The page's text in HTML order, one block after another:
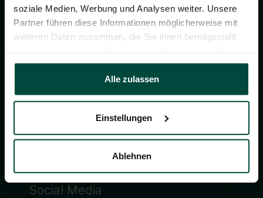
soziale Medien, Werbung und Analysen weiter. Unsere
Partner führen diese Informationen möglicherweise mit
weiteren Daten zusammen, die Sie ihnen bereitgestellt
gesammelt haben.
Alle zulassen
Einstellungen
Ablehnen
Kontakt zu uns
Social Media